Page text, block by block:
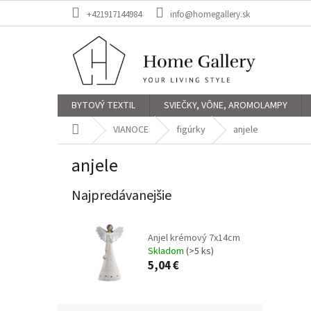
+421917144984 info@homegallery.sk
BYTOVÝ TEXTIL SVIEČKY, VÔNE, AROMOLAMPY
DomovVIANOCE figúrky anjele
anjele
Najpredávanejšie
Anjel krémový 7x14cm
Skladom (>5 ks)
5,04 €